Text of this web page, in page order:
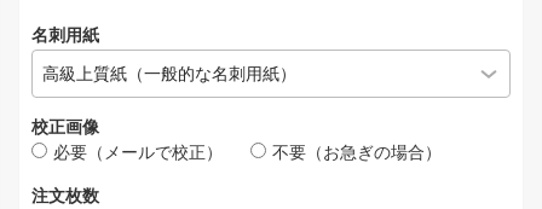
名刺用紙
校正画像
必要（メールで校正）
不要（お急ぎの場合）
注文枚数